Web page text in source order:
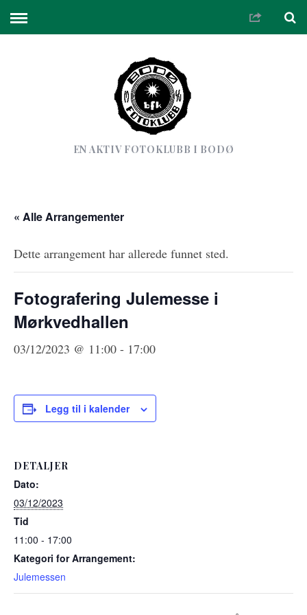
EN AKTIV FOTOKLUBB I BODØ
« Alle Arrangementer
Dette arrangement har allerede funnet sted.
Fotografering Julemesse i
Mørkvedhallen
03/12/2023 @ 11:00 - 17:00
Legg til i kalender
DETALJER
Dato:
03/12/2023
Tid
11:00 - 17:00
Kategori for Arrangement:
Julemessen